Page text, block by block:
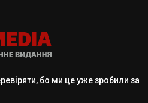
бо ми це уже зробили за